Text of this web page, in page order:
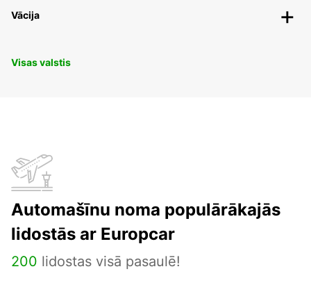
Vācija
Visas valstis
Automašīnu noma populārākajās
lidostās ar Europcar
200 lidostas visā pasaulē!